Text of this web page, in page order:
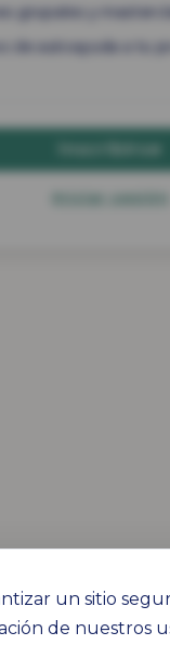
un sitio
de nuestros
grupales y
de autoayuda a tu
Iniciar sesión